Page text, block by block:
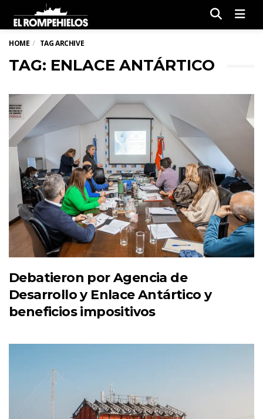
HOME TAG ARCHIVE
TAG: ENLACE ANTÁRTICO
Debatieron por Agencia de
Desarrollo y Enlace Antártico y
beneficios impositivos